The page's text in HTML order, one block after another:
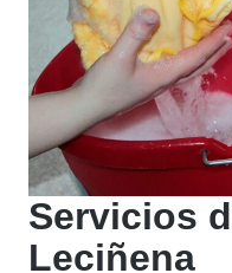
Servicios
Leciñena